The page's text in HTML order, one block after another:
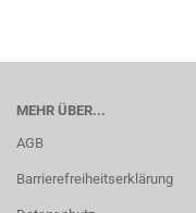
MEHR ÜBER...
AGB
Barrierefreiheitserklärung